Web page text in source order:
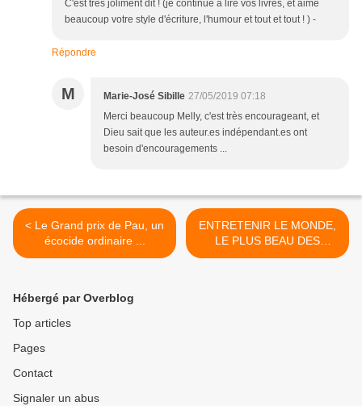
C'est très joliment dit ! (je continue à lire vos livres, et aime
beaucoup votre style d'écriture, l'humour et tout et tout ! ) -
Répondre
M Marie-José Sibille 27/05/2019 07:18
Merci beaucoup Melly, c'est très encourageant, et
Dieu sait que les auteur.es indépendant.es ont
besoin d'encouragements ...
< Le Grand prix de Pau, un
écocide ordinaire ...
ENTRETENIR LE MONDE,
LE PLUS BEAU DES
METIERS ? Billet d’humeur
Hébergé par Overblog
Top articles
Pages
Contact
Signaler un abus